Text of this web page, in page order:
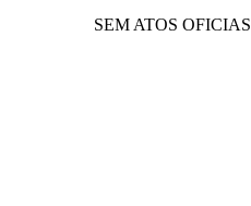
SEM ATOS OFICIAS